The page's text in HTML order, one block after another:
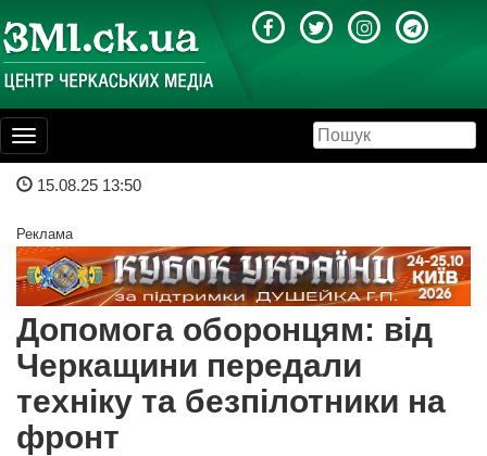
Toggle
navigation
15.08.25 13:50
Реклама
Допомога оборонцям: від
Черкащини передали
техніку та безпілотники на
фронт